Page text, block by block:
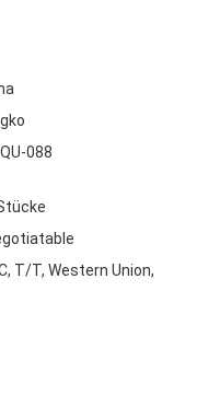
088
T/T, Western Union,